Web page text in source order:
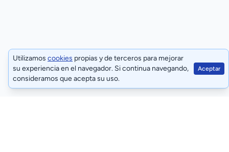
Utilizamos cookies propias y de terceros para mejorar
su experiencia en el navegador. Si continua navegando,
consideramos que acepta su uso.
Aceptar